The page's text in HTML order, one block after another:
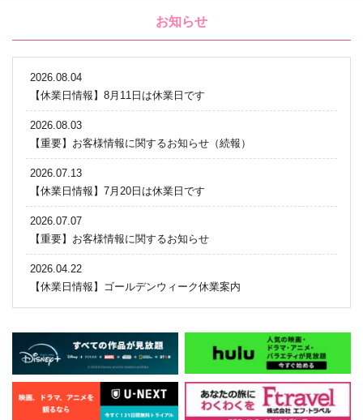
お知らせ
2026.08.04
【休業日情報】8月11日は休業日です
2026.08.03
【重要】お客様情報に関するお知らせ（続報）
2026.07.13
【休業日情報】7月20日は休業日です
2026.07.07
【重要】お客様情報に関するお知らせ
2026.04.22
【休業日情報】ゴールデンウィーク休業案内